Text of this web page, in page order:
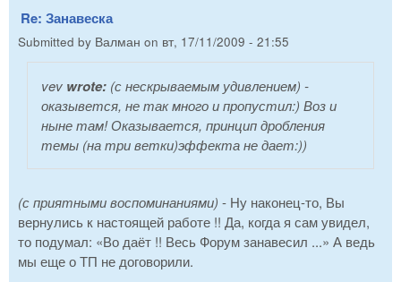
Re: Занавеска
Submitted by Валман on вт, 17/11/2009 - 21:55
vev wrote: (с нескрываемым удивлением) -
оказывется, не так много и пропустил:) Воз и
ныне там! Оказывается, принцип дробления
темы (на три ветки)эффекта не дает:))
(с приятными воспоминаниями) - Ну наконец-то, Вы
вернулись к настоящей работе !! Да, когда я сам увидел,
то подумал: «Во даёт !! Весь Форум занавесил ...» А ведь
мы еще о ТП не договорили.